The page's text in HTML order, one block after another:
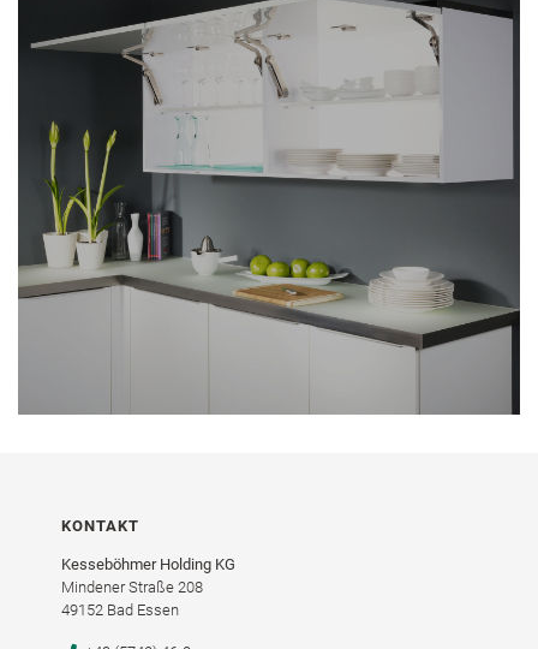
KONTAKT
Kesseböhmer Holding KG
Mindener Straße 208
49152 Bad Essen